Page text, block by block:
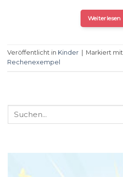
Weiterlesen
Veröffentlicht in Kinder Markiert mit
Rechenexempel